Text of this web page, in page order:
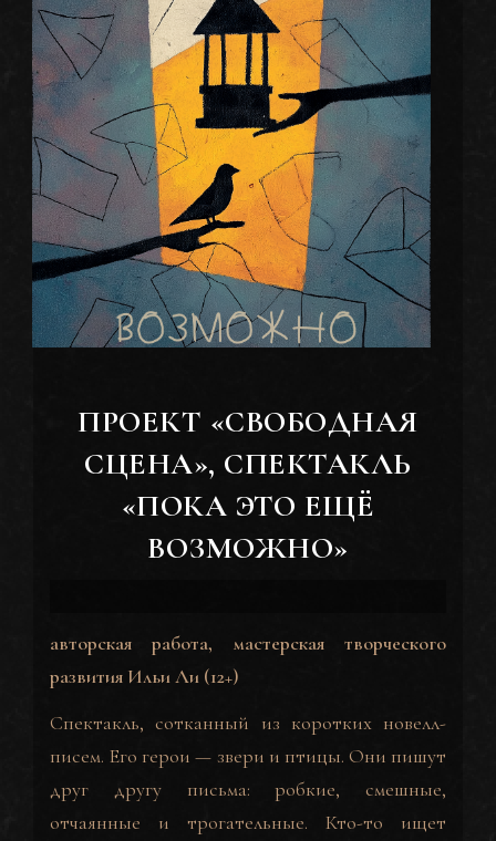
ПРОЕКТ «СВОБОДНАЯ
СЦЕНА», СПЕКТАКЛЬ
«ПОКА ЭТО ЕЩЁ
ВОЗМОЖНО»
авторская работа, мастерская творческого
развития Ильи Ли (12+)
Спектакль, сотканный из коротких новелл-
писем. Его герои — звери и птицы. Они пишут
друг другу письма: робкие, смешные,
отчаянные и трогательные. Кто-то ищет